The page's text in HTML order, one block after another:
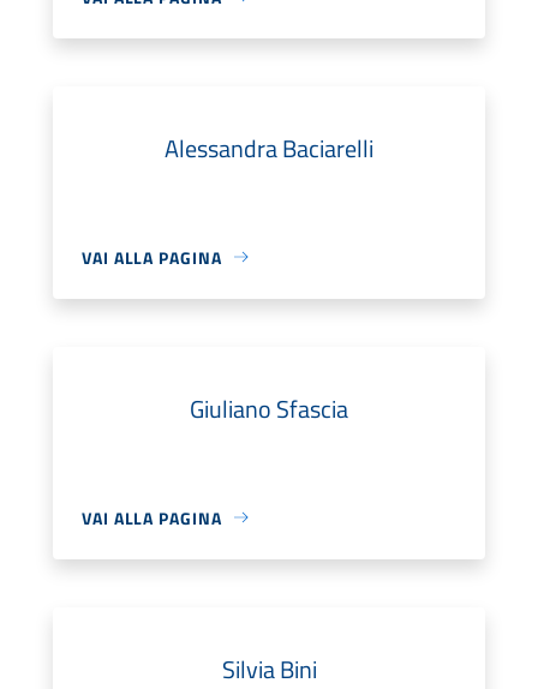
Alessandra Baciarelli
VAI ALLA PAGINA
Giuliano Sfascia
VAI ALLA PAGINA
Silvia Bini